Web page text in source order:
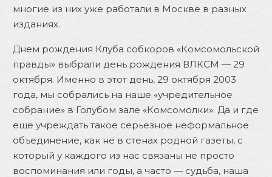
многие из них уже работали в Москве в разных
изданиях.
Днем рождения Клуба собкоров «Комсомольской
правды» выбрали день рождения ВЛКСМ — 29
октября. Именно в этот день, 29 октября 2003
года, мы собрались на наше «учредительное
собрание» в Голубом зале «Комсомолки». Да и где
еще учреждать такое серьезное неформальное
объединение, как не в стенах родной газеты, с
который у каждого из нас связаны не просто
воспоминания или годы, а часто — судьба, наша